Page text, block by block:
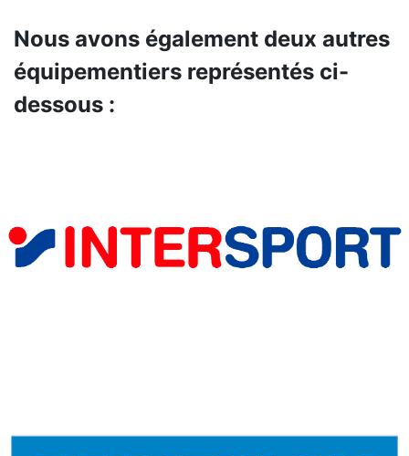
Nous avons également deux autres
équipementiers représentés ci-
dessous :